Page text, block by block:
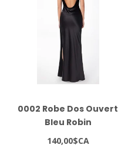
0002 Robe Dos Ouvert
Bleu Robin
140,00$CA